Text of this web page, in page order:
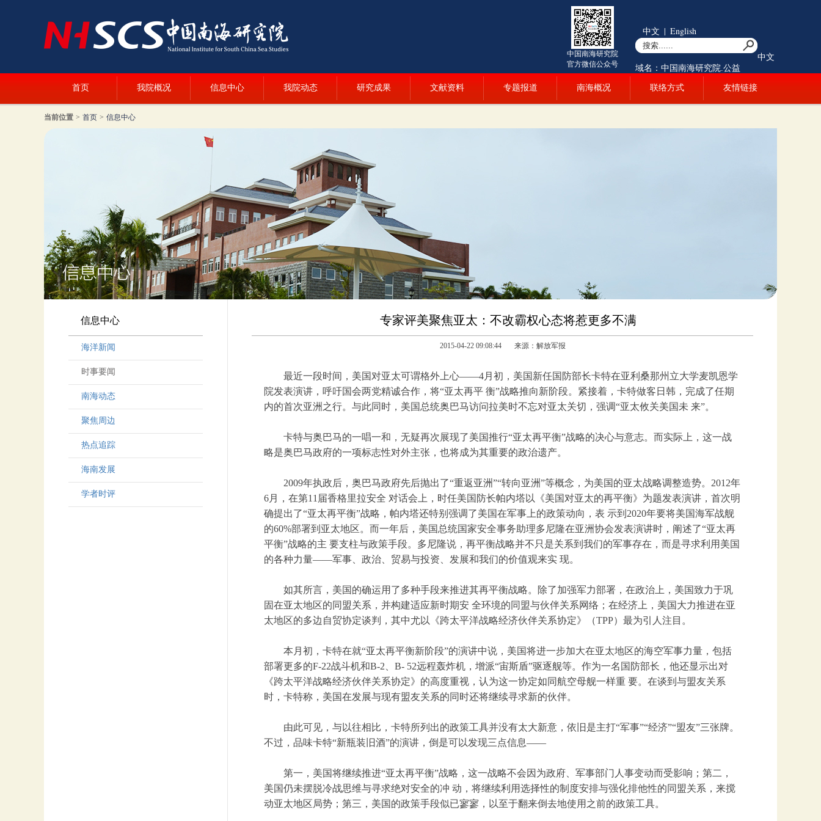
中国南海研究院
官方微信公众号
中文 | English
中文
域名：中国南海研究院.公益
首页 我院概况 信息中心 我院动态 研究成果 文献资料 专题报道 南海概况 联络方式 友情链接
当前位置 > 首页 > 信息中心
信息中心
海洋新闻
时事要闻
南海动态
聚焦周边
热点追踪
海南发展
学者时评
专家评美聚焦亚太：不改霸权心态将惹更多不满
2015-04-22 09:08:44 来源：解放军报
最近一段时间，美国对亚太可谓格外上心——4月初，美国新任国防部长卡特在亚利桑那州立大学麦凯恩学
院发表演讲，呼吁国会两党精诚合作，将“亚太再平 衡”战略推向新阶段。紧接着，卡特做客日韩，完成了任期
内的首次亚洲之行。与此同时，美国总统奥巴马访问拉美时不忘对亚太关切，强调“亚太攸关美国未 来”。
卡特与奥巴马的一唱一和，无疑再次展现了美国推行“亚太再平衡”战略的决心与意志。而实际上，这一战
略是奥巴马政府的一项标志性对外主张，也将成为其重要的政治遗产。
2009年执政后，奥巴马政府先后抛出了“重返亚洲”“转向亚洲”等概念，为美国的亚太战略调整造势。2012年
6月，在第11届香格里拉安全 对话会上，时任美国防长帕内塔以《美国对亚太的再平衡》为题发表演讲，首次明
确提出了“亚太再平衡”战略，帕内塔还特别强调了美国在军事上的政策动向，表 示到2020年要将美国海军战舰
的60%部署到亚太地区。而一年后，美国总统国家安全事务助理多尼隆在亚洲协会发表演讲时，阐述了“亚太再
平衡”战略的主 要支柱与政策手段。多尼隆说，再平衡战略并不只是关系到我们的军事存在，而是寻求利用美国
的各种力量——军事、政治、贸易与投资、发展和我们的价值观来实 现。
如其所言，美国的确运用了多种手段来推进其再平衡战略。除了加强军力部署，在政治上，美国致力于巩
固在亚太地区的同盟关系，并构建适应新时期安 全环境的同盟与伙伴关系网络；在经济上，美国大力推进在亚
太地区的多边自贸协定谈判，其中尤以《跨太平洋战略经济伙伴关系协定》（TPP）最为引人注目。
本月初，卡特在就“亚太再平衡新阶段”的演讲中说，美国将进一步加大在亚太地区的海空军事力量，包括
部署更多的F-22战斗机和B-2、B- 52远程轰炸机，增派“宙斯盾”驱逐舰等。作为一名国防部长，他还显示出对
《跨太平洋战略经济伙伴关系协定》的高度重视，认为这一协定如同航空母舰一样重 要。在谈到与盟友关系
时，卡特称，美国在发展与现有盟友关系的同时还将继续寻求新的伙伴。
由此可见，与以往相比，卡特所列出的政策工具并没有太大新意，依旧是主打“军事”“经济”“盟友”三张牌。
不过，品味卡特“新瓶装旧酒”的演讲，倒是可以发现三点信息——
第一，美国将继续推进“亚太再平衡”战略，这一战略不会因为政府、军事部门人事变动而受影响；第二，
美国仍未摆脱冷战思维与寻求绝对安全的冲 动，将继续利用选择性的制度安排与强化排他性的同盟关系，来搅
动亚太地区局势；第三，美国的政策手段似已寥寥，以至于翻来倒去地使用之前的政策工具。